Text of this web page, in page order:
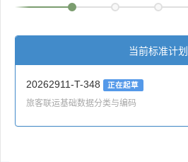
当前标准计划
20262911-T-348 正在起草
旅客联运基础数据分类与编码